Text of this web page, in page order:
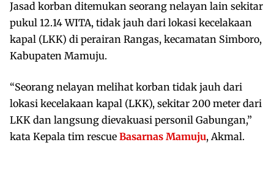
Jasad korban ditemukan seorang nelayan lain sekitar
pukul 12.14 WITA, tidak jauh dari lokasi kecelakaan
kapal (LKK) di perairan Rangas, kecamatan Simboro,
Kabupaten Mamuju.
“Seorang nelayan melihat korban tidak jauh dari
lokasi kecelakaan kapal (LKK), sekitar 200 meter dari
LKK dan langsung dievakuasi personil Gabungan,”
kata Kepala tim rescue Basarnas Mamuju, Akmal.